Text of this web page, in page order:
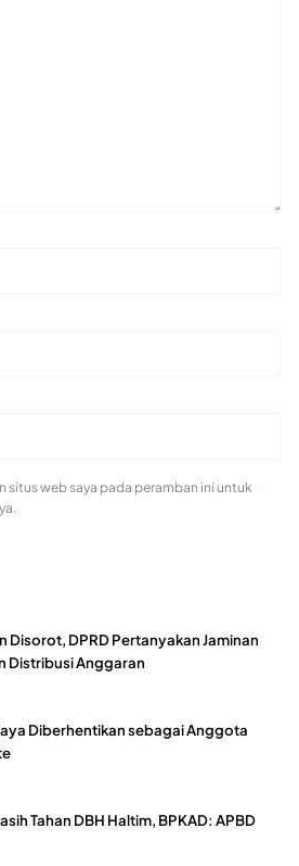
situs web saya pada peramban ini untuk
Disorot, DPRD Pertanyakan Jaminan
Distribusi Anggaran
Diberhentikan sebagai Anggota
Tahan DBH Haltim, BPKAD: APBD